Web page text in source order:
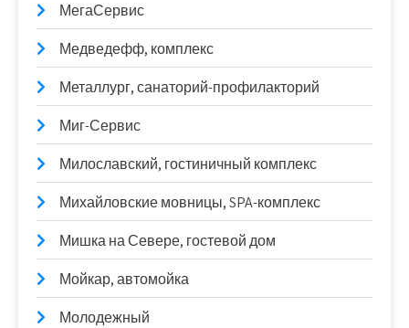
МегаСервис
Медведефф, комплекс
Металлург, санаторий-профилакторий
Миг-Сервис
Милославский, гостиничный комплекс
Михайловские мовницы, SPA-комплекс
Мишка на Севере, гостевой дом
Мойкар, автомойка
Молодежный